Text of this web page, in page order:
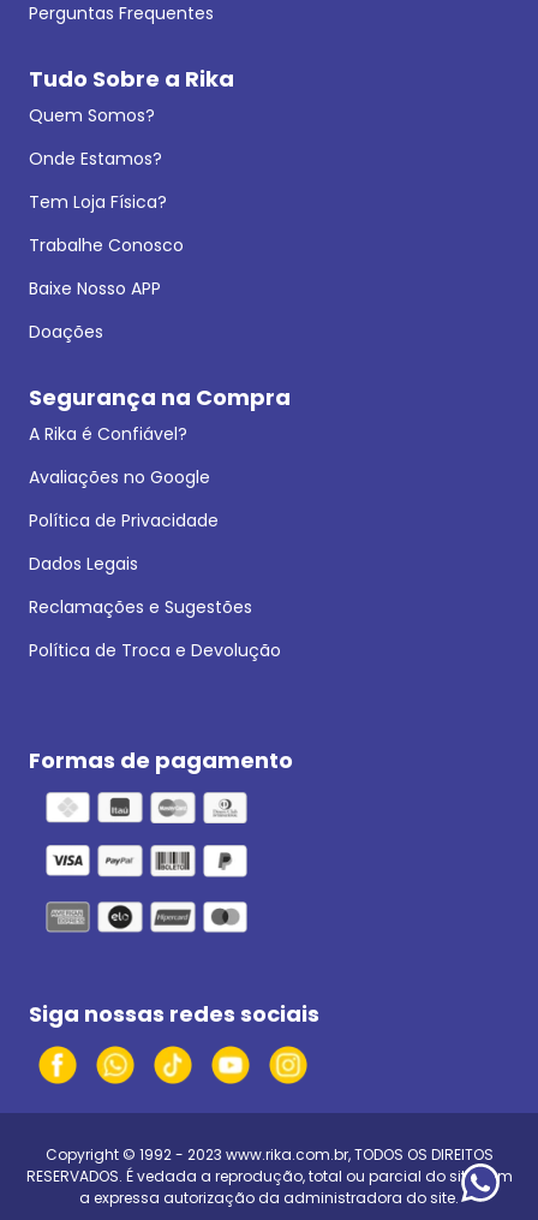
Perguntas Frequentes
Tudo Sobre a Rika
Quem Somos?
Onde Estamos?
Tem Loja Física?
Trabalhe Conosco
Baixe Nosso APP
Doações
Segurança na Compra
A Rika é Confiável?
Avaliações no Google
Política de Privacidade
Dados Legais
Reclamações e Sugestões
Política de Troca e Devolução
Formas de pagamento
Siga nossas redes sociais
Copyright © 1992 - 2023 www.rika.com.br, TODOS OS DIREITOS
RESERVADOS. É vedada a reprodução, total ou parcial do site, sem
a expressa autorização da administradora do site.